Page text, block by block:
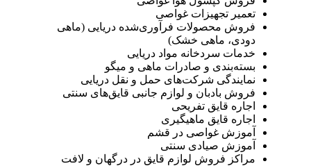
تعمیر تجهیزات غواصی
فروش محصولات فرآوری‌شده دریایی (ماهی
دودی، ماهی خشک)
خدمات سردخانه مواد دریایی
بسته‌بندی و صادرات ماهی و میگو
نمایندگی شرکت‌های حمل و نقل دریایی
فروش بادبان و لوازم جانبی قایق‌های سنتی
اجاره قایق تفریحی
اجاره قایق ماهیگیری
آموزش غواصی در قشم
آموزش صیادی سنتی
مراکز فروش لوازم قایق در درگهان و لافت